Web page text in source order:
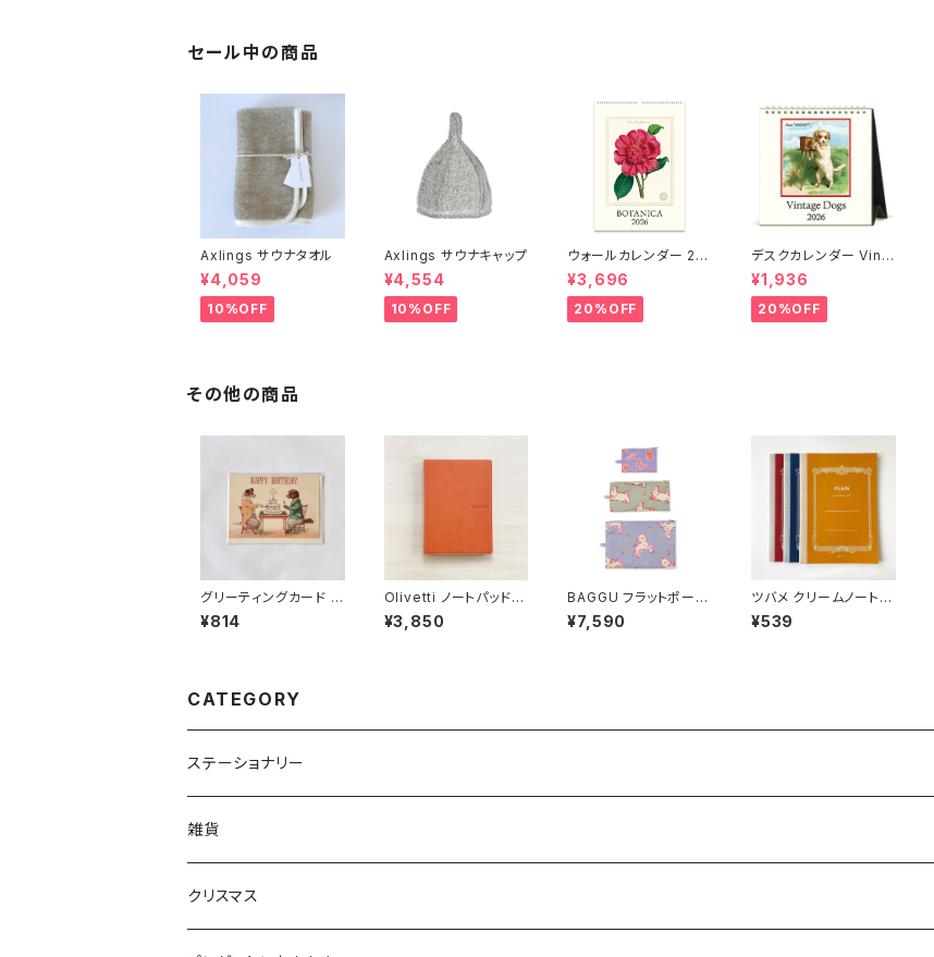
セール中の商品
Axlings サウナタオル
¥4,059
10%OFF
Axlings サウナキャップ
¥4,554
10%OFF
ウォールカレンダー 20
26 BOTANICA
¥3,696
20%OFF
デスクカレンダー Vinta
ge Dogs 2026
¥1,936
20%OFF
その他の商品
グリーティングカード H
BDドッグ
¥814
Olivetti ノートパッドフ
ォルダーA5
¥3,850
BAGGU フラットポーチ
セット Spring Animal
s
¥7,590
ツバメ クリームノート B
5
¥539
CATEGORY
ステーショナリー
カレンダー、手帳
筆記具
雑貨
BAGGU
クリスマス